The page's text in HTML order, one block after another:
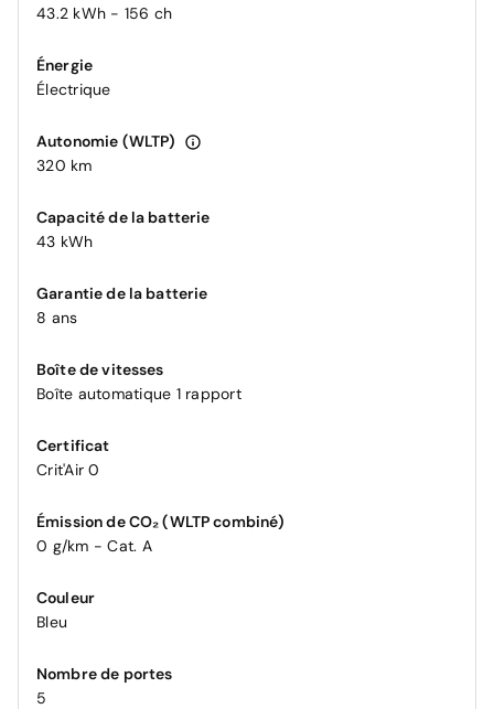
43.2 kWh - 156 ch
Énergie
Électrique
Autonomie (WLTP)
320 km
Capacité de la batterie
43 kWh
Garantie de la batterie
8 ans
Boîte de vitesses
Boîte automatique 1 rapport
Certificat
Crit'Air 0
Émission de CO₂ (WLTP combiné)
0 g/km - Cat. A
Couleur
Bleu
Nombre de portes
5